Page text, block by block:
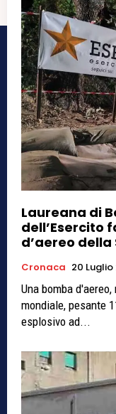
Laureana di
dell’Esercito
d’aereo
Cronaca 20 Luglio
Una bomba
mondiale, pesante
esplosivo ad...